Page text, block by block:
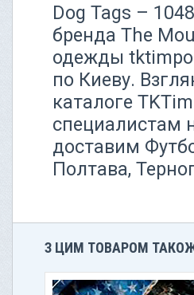
Dog Tags –
бренда The
одежды
по Киеву.
каталоге
специалистам
доставим
Полтава,
З ЦИМ ТОВАРОМ